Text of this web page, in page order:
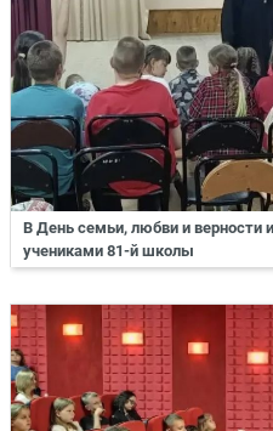
В День семьи, любви и верности
учениками 81-й школы